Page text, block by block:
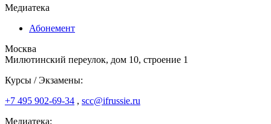
Медиатека
Абонемент
Москва
Милютинский переулок, дом 10, строение 1
Курсы / Экзамены:
+7 495 902-69-34 , scc@ifrussie.ru
Медиатека: